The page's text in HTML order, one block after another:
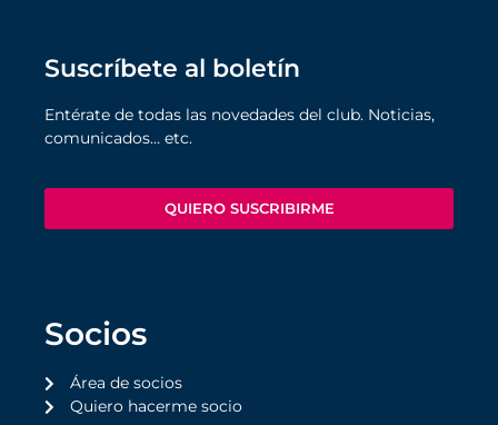
Suscríbete al boletín
Entérate de todas las novedades del club. Noticias,
comunicados… etc.
QUIERO SUSCRIBIRME
Socios
Área de socios
Quiero hacerme socio